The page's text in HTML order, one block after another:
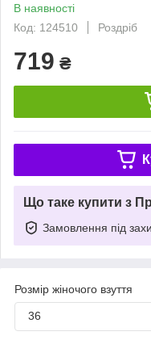
В наявності
Код: 124510
Роздріб
719 ₴
Що таке купити з
Замовлення під
Розмір жіночого взуття
36